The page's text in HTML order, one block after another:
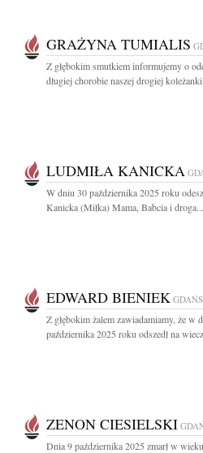
GRAŻYNA TUMIALIS
Z głębokim smutkiem informujemy o
długiej chorobie naszej drogiej
LUDMIŁA KANICKA
W dniu 30 października 2025 roku
Kanicka (Miłka) Mama, Babcia i droga...
EDWARD BIENIEK
Z głębokim żalem zawiadamiamy, że w
października 2025 roku odszedł na
ZENON CIESIELSKI
Dnia 9 października 2025 zmarł w